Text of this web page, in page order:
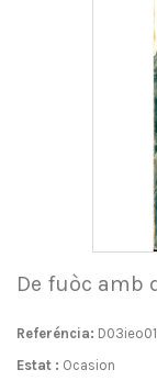
De fuòc amb
Referéncia: D03ieo01
Estat : Ocasion